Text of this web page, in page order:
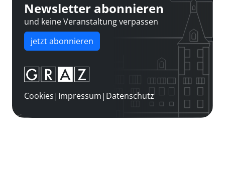
Newsletter abonnieren
und keine Veranstaltung verpassen
jetzt abonnieren
Cookies| Impressum| Datenschutz